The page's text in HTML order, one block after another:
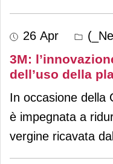
26 Apr
3M:
dell’uso della
In occasione della
è impegnata a
vergine ricavata